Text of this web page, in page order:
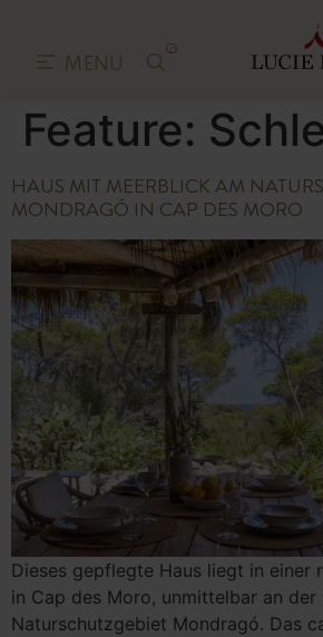
MENU
0
Feature:
HAUS MIT MEERBLICK AM
MONDRAGÓ IN CAP DES MORO
Dieses gepflegte Haus liegt in einer
in Cap des Moro, unmittelbar an der
Naturschutzgebiet Mondragó. Das